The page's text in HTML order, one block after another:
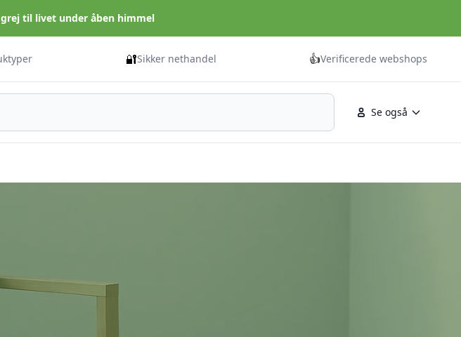
til livet under åben himmel
🔐Sikker nethandel 👍Verificerede webshops
Se også